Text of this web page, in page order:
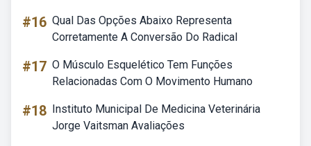
#16 Qual Das Opções Abaixo Representa
Corretamente A Conversão Do Radical
#17 O Músculo Esquelético Tem Funções
Relacionadas Com O Movimento Humano
#18 Instituto Municipal De Medicina Veterinária
Jorge Vaitsman Avaliações